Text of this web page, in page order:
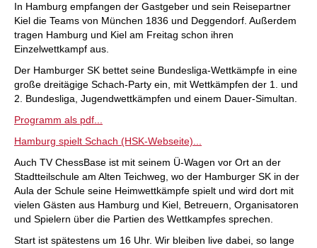
In Hamburg empfangen der Gastgeber und sein Reisepartner
Kiel die Teams von München 1836 und Deggendorf. Außerdem
tragen Hamburg und Kiel am Freitag schon ihren
Einzelwettkampf aus.
Der Hamburger SK bettet seine Bundesliga-Wettkämpfe in eine
große dreitägige Schach-Party ein, mit Wettkämpfen der 1. und
2. Bundesliga, Jugendwettkämpfen und einem Dauer-Simultan.
Programm als pdf...
Hamburg spielt Schach (HSK-Webseite)...
Auch TV ChessBase ist mit seinem Ü-Wagen vor Ort an der
Stadtteilschule am Alten Teichweg, wo der Hamburger SK in der
Aula der Schule seine Heimwettkämpfe spielt und wird dort mit
vielen Gästen aus Hamburg und Kiel, Betreuern, Organisatoren
und Spielern über die Partien des Wettkampfes sprechen.
Start ist spätestens um 16 Uhr. Wir bleiben live dabei, so lange